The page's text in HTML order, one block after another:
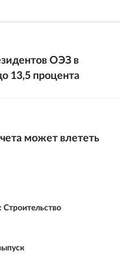
ОЭЗ в
13,5 процента
может влететь
Строительство